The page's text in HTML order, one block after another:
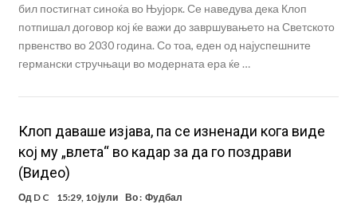
бил постигнат синоќа во Њујорк. Се наведува дека Клоп
потпишал договор кој ќе важи до завршувањето на Светското
првенство во 2030 година. Со тоа, еден од најуспешните
германски стручњаци во модерната ера ќе …
Клоп даваше изјава, па се изненади кога виде
кој му „влета“ во кадар за да го поздрави
(Видео)
Од D C 15:29, 10 јули Во : Фудбал